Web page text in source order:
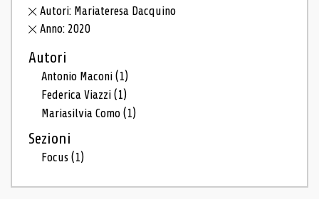
Autori: Mariateresa Dacquino
Anno: 2020
Autori
Antonio Maconi(1)
Federica Viazzi(1)
Mariasilvia Como(1)
Sezioni
Focus(1)